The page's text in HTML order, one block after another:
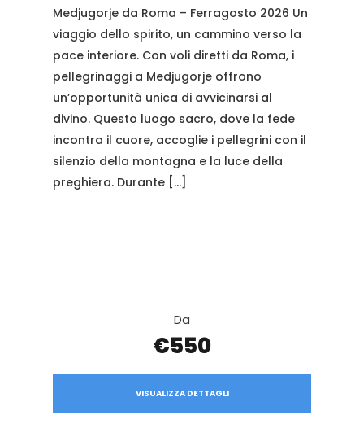
Medjugorje da Roma – Ferragosto 2026 Un
viaggio dello spirito, un cammino verso la
pace interiore. Con voli diretti da Roma, i
pellegrinaggi a Medjugorje offrono
un’opportunità unica di avvicinarsi al
divino. Questo luogo sacro, dove la fede
incontra il cuore, accoglie i pellegrini con il
silenzio della montagna e la luce della
preghiera. Durante […]
Da
€550
VISUALIZZA DETTAGLI